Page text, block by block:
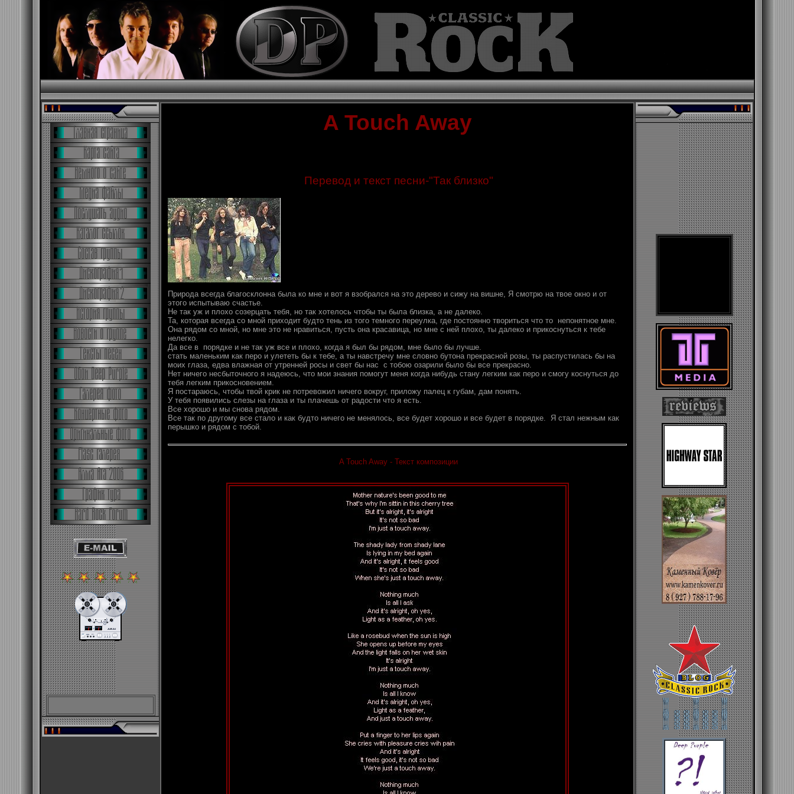
A Touch Away
Перевод и текст песни-"Так близко"
Природа всегда благосклонна была ко мне и вот я взобрался на это дерево и сижу на вишне, Я смотрю на твое окно и от
этого испытываю счастье.
Не так уж и плохо созерцать тебя, но так хотелось чтобы ты была близка, а не далеко.
Та, которая всегда со мной приходит будто тень из того темного переулка, где постоянно твориться что то непонятное мне.
Она рядом со мной, но мне это не нравиться, пусть она красавица, но мне с ней плохо, ты далеко и прикоснуться к тебе
нелегко.
Да все в порядке и не так уж все и плохо, когда я был бы рядом, мне было бы лучше.
стать маленьким как перо и улететь бы к тебе, а ты навстречу мне словно бутона прекрасной розы, ты распустилась бы на
моих глаза, едва влажная от утренней росы и свет бы нас с тобою озарили было бы все прекрасно.
Нет ничего несбыточного я надеюсь, что мои знания помогут меня когда нибудь стану легким как перо и смогу коснуться до
тебя легким прикосновением.
Я постараюсь, чтобы твой крик не потревожил ничего вокруг, приложу палец к губам, дам понять.
У тебя появились слезы на глаза и ты плачешь от радости что я есть.
Все хорошо и мы снова рядом.
Все так по другому все стало и как будто ничего не менялось, все будет хорошо и все будет в порядке. Я стал нежным как
перышко и рядом с тобой.
A Touch Away - Текст композиции